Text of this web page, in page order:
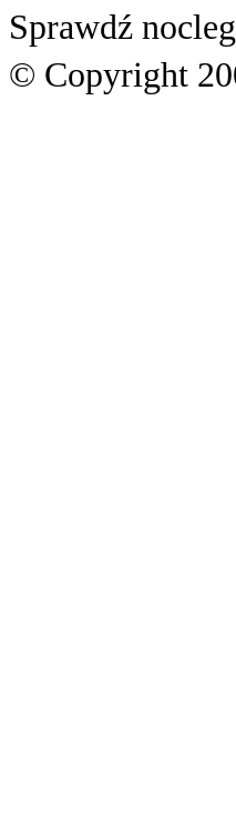
Sprawdź
© Copyright